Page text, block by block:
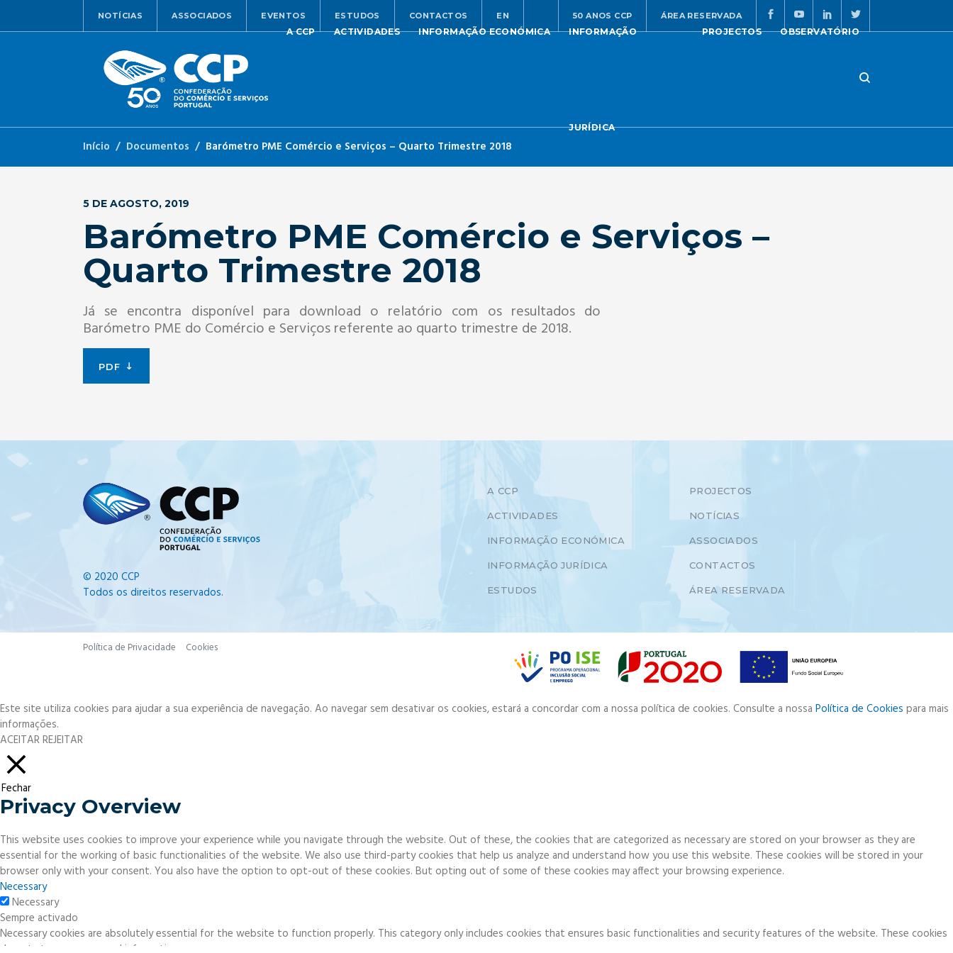
NOTÍCIAS ASSOCIADOS EVENTOS ESTUDOS CONTACTOS EN 50 ANOS CCP ÁREA RESERVADA
A CCP ACTIVIDADES INFORMAÇÃO ECONÓMICA INFORMAÇÃO
JURÍDICA
PROJECTOS OBSERVATÓRIO
Início Documentos Barómetro PME Comércio e Serviços – Quarto Trimestre 2018
5 DE AGOSTO, 2019
Barómetro PME Comércio e Serviços –
Quarto Trimestre 2018
Já se encontra disponível para download o relatório com os resultados do
Barómetro PME do Comércio e Serviços referente ao quarto trimestre de 2018.
PDF
© 2020 CCP
Todos os direitos reservados.
A CCP
ACTIVIDADES
INFORMAÇÃO ECONÓMICA
INFORMAÇÃO JURÍDICA
ESTUDOS
PROJECTOS
NOTÍCIAS
ASSOCIADOS
CONTACTOS
ÁREA RESERVADA
Política de Privacidade Cookies
Este site utiliza cookies para ajudar a sua experiência de navegação. Ao navegar sem desativar os cookies, estará a concordar com a nossa política de cookies. Consulte a nossa Política de Cookies para mais
informações.
ACEITARREJEITAR
Fechar
Privacy Overview
This website uses cookies to improve your experience while you navigate through the website. Out of these, the cookies that are categorized as necessary are stored on your browser as they are
essential for the working of basic functionalities of the website. We also use third-party cookies that help us analyze and understand how you use this website. These cookies will be stored in your
browser only with your consent. You also have the option to opt-out of these cookies. But opting out of some of these cookies may affect your browsing experience.
Necessary
Necessary
Sempre activado
Necessary cookies are absolutely essential for the website to function properly. This category only includes cookies that ensures basic functionalities and security features of the website. These cookies
do not store any personal information.